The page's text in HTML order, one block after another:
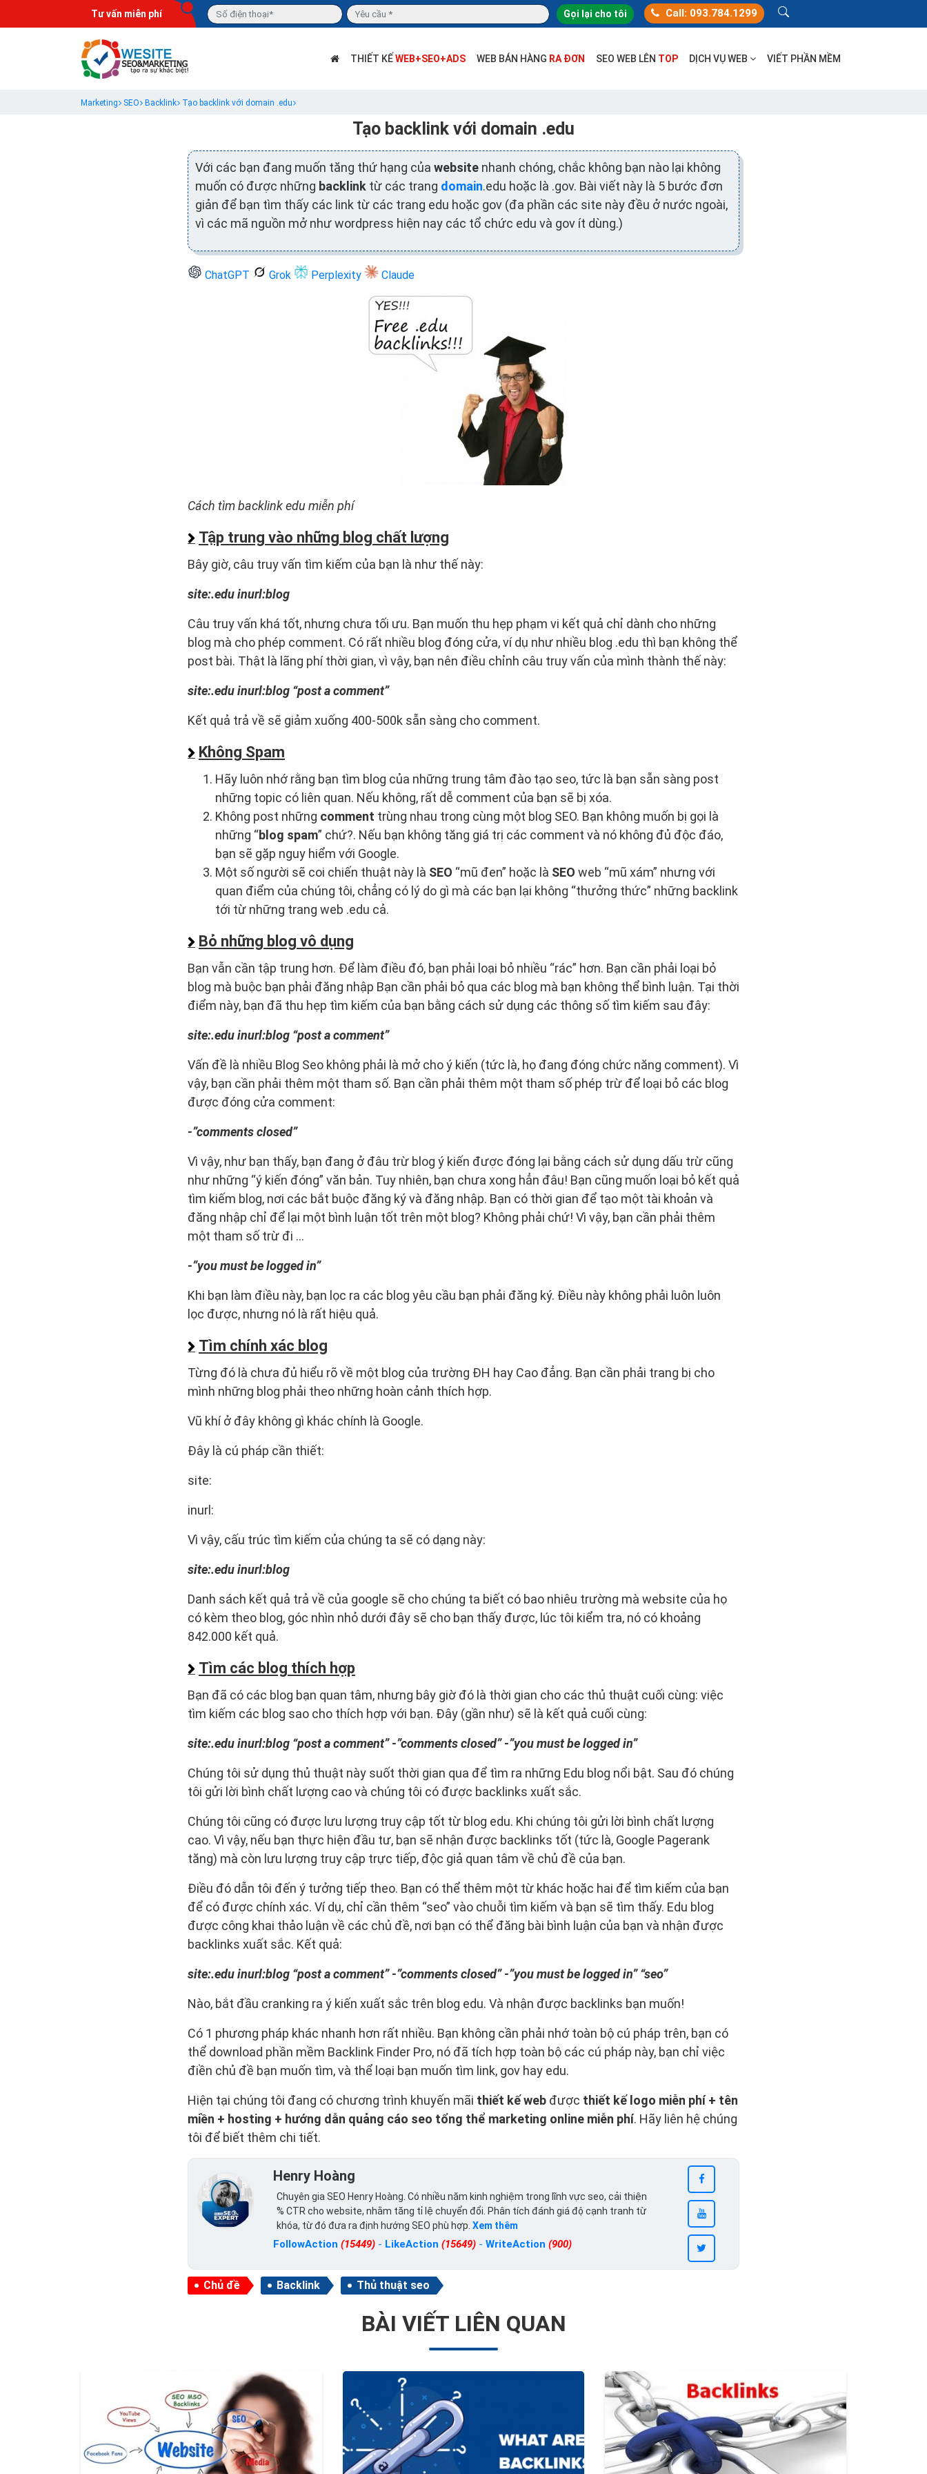
Tư vấn miễn phí Gọi lại cho tôi Call: 093.784.1299
THIẾT KẾWEB+SEO+ADS WEB BÁN HÀNG RA ĐƠN SEO WEB LÊN TOP DỊCH VỤ WEB VIẾT PHẦN MỀM
Marketing SEO Backlink Tạo backlink với domain .edu
Tạo backlink với domain .edu
Với các bạn đang muốn tăng thứ hạng của website nhanh chóng, chắc không bạn nào lại không
muốn có được những backlink từ các trang domain.edu hoặc là .gov. Bài viết này là 5 bước đơn
giản để bạn tìm thấy các link từ các trang edu hoặc gov (đa phần các site này đều ở nước ngoài,
vì các mã nguồn mở như wordpress hiện nay các tổ chức edu và gov ít dùng.)
ChatGPT Grok Perplexity Claude
Cách tìm backlink edu miễn phí
Tập trung vào những blog chất lượng
Bây giờ, câu truy vấn tìm kiếm của bạn là như thế này:
site:.edu inurl:blog
Câu truy vấn khá tốt, nhưng chưa tối ưu. Bạn muốn thu hẹp phạm vi kết quả chỉ dành cho những
blog mà cho phép comment. Có rất nhiều blog đóng cửa, ví dụ như nhiều blog .edu thì bạn không thể
post bài. Thật là lãng phí thời gian, vì vậy, bạn nên điều chỉnh câu truy vấn của mình thành thế này:
site:.edu inurl:blog “post a comment”
Kết quả trả về sẽ giảm xuống 400-500k sẵn sàng cho comment.
Không Spam
Hãy luôn nhớ rằng bạn tìm blog của những trung tâm đào tạo seo, tức là bạn sẵn sàng post
những topic có liên quan. Nếu không, rất dễ comment của bạn sẽ bị xóa.
Không post những comment trùng nhau trong cùng một blog SEO. Bạn không muốn bị gọi là
những “blog spam” chứ?. Nếu bạn không tăng giá trị các comment và nó không đủ độc đáo,
bạn sẽ gặp nguy hiểm với Google.
Một số người sẽ coi chiến thuật này là SEO “mũ đen” hoặc là SEO web “mũ xám” nhưng với
quan điểm của chúng tôi, chẳng có lý do gì mà các bạn lại không “thưởng thức” những backlink
tới từ những trang web .edu cả.
Bỏ những blog vô dụng
Bạn vẫn cần tập trung hơn. Để làm điều đó, bạn phải loại bỏ nhiều “rác” hơn. Bạn cần phải loại bỏ
blog mà buộc bạn phải đăng nhập Bạn cần phải bỏ qua các blog mà bạn không thể bình luận. Tại thời
điểm này, bạn đã thu hẹp tìm kiếm của bạn bằng cách sử dụng các thông số tìm kiếm sau đây:
site:.edu inurl:blog “post a comment”
Vấn đề là nhiều Blog Seo không phải là mở cho ý kiến ​​(tức là, họ đang đóng chức năng comment). Vì
vậy, bạn cần phải thêm một tham số. Bạn cần phải thêm một tham số phép trừ để loại bỏ các blog
được đóng cửa comment:
-”comments closed”
Vì vậy, như bạn thấy, bạn đang ở đâu trừ blog ý kiến ​​được đóng lại bằng cách sử dụng dấu trừ cũng
như những “ý kiến ​​đóng” văn bản. Tuy nhiên, bạn chưa xong hẳn đâu! Bạn cũng muốn loại bỏ kết quả
tìm kiếm blog, nơi các bắt buộc đăng ký và đăng nhập. Bạn có thời gian để tạo một tài khoản và
đăng nhập chỉ để lại một bình luận tốt trên một blog? Không phải chứ! Vì vậy, bạn cần phải thêm
một tham số trừ đi …
-”you must be logged in”
Khi bạn làm điều này, bạn lọc ra các blog yêu cầu bạn phải đăng ký. Điều này không phải luôn luôn
lọc được, nhưng nó là rất hiệu quả.
Tìm chính xác blog
Từng đó là chưa đủ hiểu rõ về một blog của trường ĐH hay Cao đẳng. Bạn cần phải trang bị cho
mình những blog phải theo những hoàn cảnh thích hợp.
Vũ khí ở đây không gì khác chính là Google.
Đây là cú pháp cần thiết:
site:
inurl:
Vì vậy, cấu trúc tìm kiếm của chúng ta sẽ có dạng này:
site:.edu inurl:blog
Danh sách kết quả trả về của google sẽ cho chúng ta biết có bao nhiêu trường mà website của họ
có kèm theo blog, góc nhìn nhỏ dưới đây sẽ cho bạn thấy được, lúc tôi kiểm tra, nó có khoảng
842.000 kết quả.
Tìm các blog thích hợp
Bạn đã có các blog bạn quan tâm, nhưng bây giờ đó là thời gian cho các thủ thuật cuối cùng: việc
tìm kiếm các blog sao cho thích hợp với bạn. Đây (gần như) sẽ là kết quả cuối cùng:
site:.edu inurl:blog “post a comment” -”comments closed” -”you must be logged in”
Chúng tôi sử dụng thủ thuật này suốt thời gian qua để tìm ra những Edu blog nổi bật. Sau đó chúng
tôi gửi lời bình chất lượng cao và chúng tôi có được backlinks xuất sắc.
Chúng tôi cũng có được lưu lượng truy cập tốt từ blog edu. Khi chúng tôi gửi lời bình chất lượng
cao. Vì vậy, nếu bạn thực hiện đầu tư, bạn sẽ nhận được backlinks tốt (tức là, Google Pagerank
tăng) mà còn lưu lượng truy cập trực tiếp, độc giả quan tâm về chủ đề của bạn.
Điều đó dẫn tôi đến ý tưởng tiếp theo. Bạn có thể thêm một từ khác hoặc hai để tìm kiếm của bạn
để có được chính xác. Ví dụ, chỉ cần thêm “seo” vào chuỗi tìm kiếm và bạn sẽ tìm thấy. Edu blog
được công khai thảo luận về các chủ đề, nơi bạn có thể đăng bài bình luận của bạn và nhận được
backlinks xuất sắc. Kết quả:
site:.edu inurl:blog “post a comment” -”comments closed” -”you must be logged in” “seo”
Nào, bắt đầu cranking ra ý kiến ​​xuất sắc trên blog edu. Và nhận được backlinks bạn muốn!
Có 1 phương pháp khác nhanh hơn rất nhiều. Bạn không cần phải nhớ toàn bộ cú pháp trên, bạn có
thể download phần mềm Backlink Finder Pro, nó đã tích hợp toàn bộ các cú pháp này, bạn chỉ việc
điền chủ đề bạn muốn tìm, và thể loại bạn muốn tìm link, gov hay edu.
Hiện tại chúng tôi đang có chương trình khuyến mãi thiết kế web được thiết kế logo miễn phí + tên
miền + hosting + hướng dẫn quảng cáo seo tổng thể marketing online miễn phí. Hãy liên hệ chúng
tôi để biết thêm chi tiết.
Henry Hoàng
Chuyên gia SEO Henry Hoàng. Có nhiều năm kinh nghiệm trong lĩnh vực seo, cải thiện
% CTR cho website, nhằm tăng tỉ lệ chuyển đổi. Phân tích đánh giá độ cạnh tranh từ
khóa, từ đó đưa ra định hướng SEO phù hợp. Xem thêm
FollowAction (15449) - LikeAction (15649) - WriteAction (900)
Chủ đề Backlink Thủ thuật seo
BÀI VIẾT LIÊN QUAN